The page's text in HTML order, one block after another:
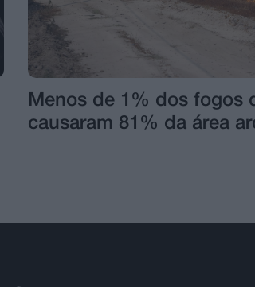
Menos de 1% dos fogos
causaram 81% da área